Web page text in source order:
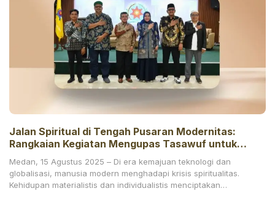
Jalan Spiritual di Tengah Pusaran Modernitas:
Rangkaian Kegiatan Mengupas Tasawuf untuk
Medan, 15 Agustus 2025 – Di era kemajuan teknologi dan
globalisasi, manusia modern menghadapi krisis spiritualitas.
Kehidupan materialistis dan individualistis menciptakan